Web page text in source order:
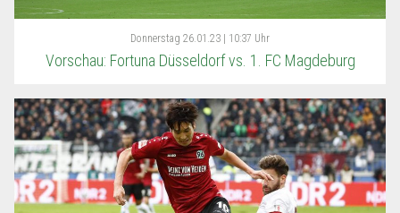
Donnerstag 26.01.23 | 10:37 Uhr
Vorschau: Fortuna Düsseldorf vs. 1. FC Magdeburg